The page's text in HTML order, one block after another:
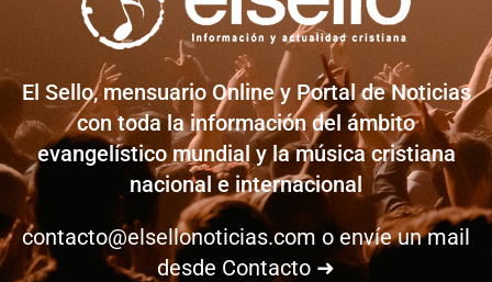
El Sello, mensuario Online y Portal de Noticias
con toda la información del ámbito
evangelístico mundial y la música cristiana
nacional e internacional
contacto@elsellonoticias.com o envíe un mail
desde Contacto ➜